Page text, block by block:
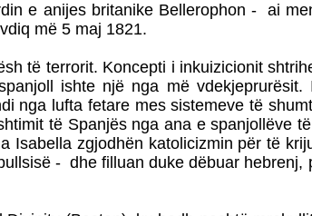
e anijes britanike Bellerophon - ai
më 5 maj 1821.
të terrorit. Koncepti i inkuizicionit
ishte një nga më
nga lufta fetare mes sistemeve të
të Spanjës nga ana e spanjollëve
Isabella zgjodhën katolicizmin për të
- dhe filluan duke dëbuar